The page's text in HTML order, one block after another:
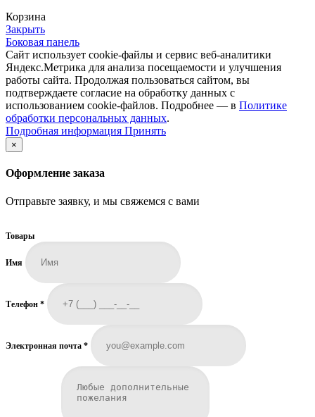
Корзина
Закрыть
Боковая панель
Сайт использует cookie-файлы и сервис веб-аналитики
Яндекс.Метрика для анализа посещаемости и улучшения
работы сайта. Продолжая пользоваться сайтом, вы
подтверждаете согласие на обработку данных с
использованием cookie-файлов. Подробнее — в Политике
обработки персональных данных.
Подробная информация Подробная
Принять
×
Оформление заказа
Отправьте заявку, и мы свяжемся с вами
Товары
Имя
Телефон *
Электронная почта *